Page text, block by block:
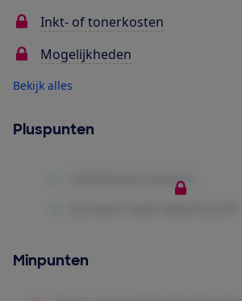
Inkt- of tonerkosten
Mogelijkheden
Bekijk alles
Pluspunten
Minpunten